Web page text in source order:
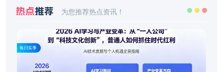
热点推荐 为您推荐热点资讯！
每日实事